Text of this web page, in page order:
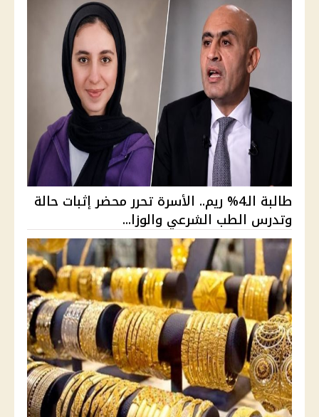
طالبة الـ4% ريم.. الأسرة تحرر محضر إثبات حالة
وتدرس الطب الشرعي والوزا...